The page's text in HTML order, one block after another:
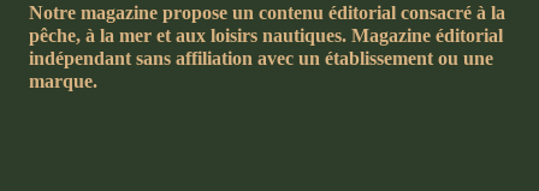
Notre magazine propose un contenu éditorial consacré à la
pêche, à la mer et aux loisirs nautiques. Magazine éditorial
indépendant sans affiliation avec un établissement ou une
marque.